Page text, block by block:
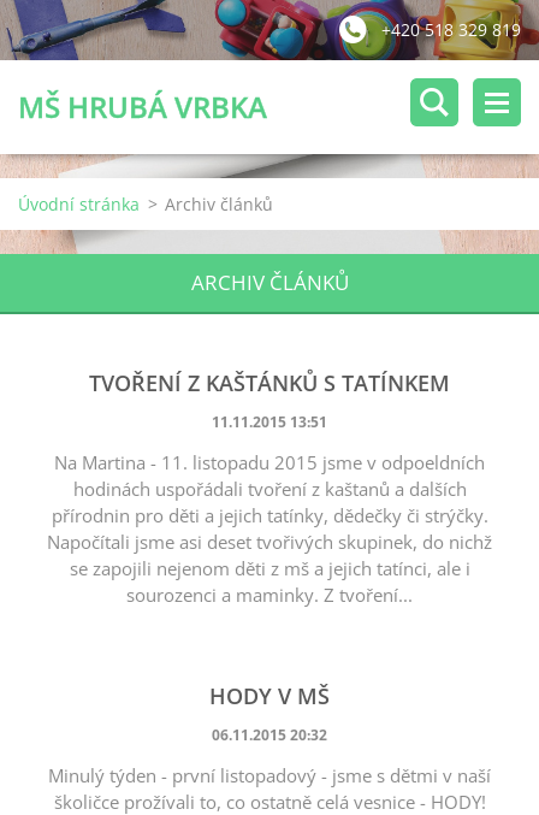
+420 518 329 819
MŠ HRUBÁ VRBKA
Úvodní stránka > Archiv článků
ARCHIV ČLÁNKŮ
TVOŘENÍ Z KAŠTÁNKŮ S TATÍNKEM
11.11.2015 13:51
Na Martina - 11. listopadu 2015 jsme v odpoeldních
hodinách uspořádali tvoření z kaštanů a dalších
přírodnin pro děti a jejich tatínky, dědečky či strýčky.
Napočítali jsme asi deset tvořivých skupinek, do nichž
se zapojili nejenom děti z mš a jejich tatínci, ale i
sourozenci a maminky. Z tvoření...
HODY V MŠ
06.11.2015 20:32
Minulý týden - první listopadový - jsme s dětmi v naší
školičce prožívali to, co ostatně celá vesnice - HODY!